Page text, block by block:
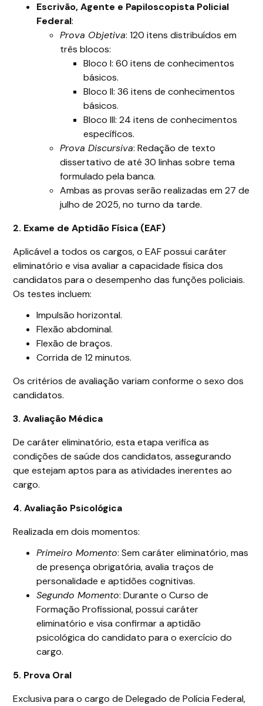
Escrivão, Agente e Papiloscopista Policial
Federal:
Prova Objetiva: 120 itens distribuídos em
três blocos:
Bloco I: 60 itens de conhecimentos
básicos.
Bloco II: 36 itens de conhecimentos
básicos.
Bloco III: 24 itens de conhecimentos
específicos.
Prova Discursiva: Redação de texto
dissertativo de até 30 linhas sobre tema
formulado pela banca.
Ambas as provas serão realizadas em 27 de
julho de 2025, no turno da tarde.
2. Exame de Aptidão Física (EAF)
Aplicável a todos os cargos, o EAF possui caráter
eliminatório e visa avaliar a capacidade física dos
candidatos para o desempenho das funções policiais.
Os testes incluem:
Impulsão horizontal.
Flexão abdominal.
Flexão de braços.
Corrida de 12 minutos.
Os critérios de avaliação variam conforme o sexo dos
candidatos.
3. Avaliação Médica
De caráter eliminatório, esta etapa verifica as
condições de saúde dos candidatos, assegurando
que estejam aptos para as atividades inerentes ao
cargo.
4. Avaliação Psicológica
Realizada em dois momentos:
Primeiro Momento: Sem caráter eliminatório, mas
de presença obrigatória, avalia traços de
personalidade e aptidões cognitivas.
Segundo Momento: Durante o Curso de
Formação Profissional, possui caráter
eliminatório e visa confirmar a aptidão
psicológica do candidato para o exercício do
cargo.
5. Prova Oral
Exclusiva para o cargo de Delegado de Polícia Federal,